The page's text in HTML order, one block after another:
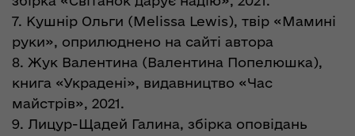
7. Кушнір Ольги (Melissa Lewis), твір «Мамині
руки», оприлюднено на сайті автора
8. Жук Валентина (Валентина Попелюшка),
книга «Украдені», видавництво «Час
майстрів», 2021.
9. Лицур-Щадей Галина, збірка оповідань